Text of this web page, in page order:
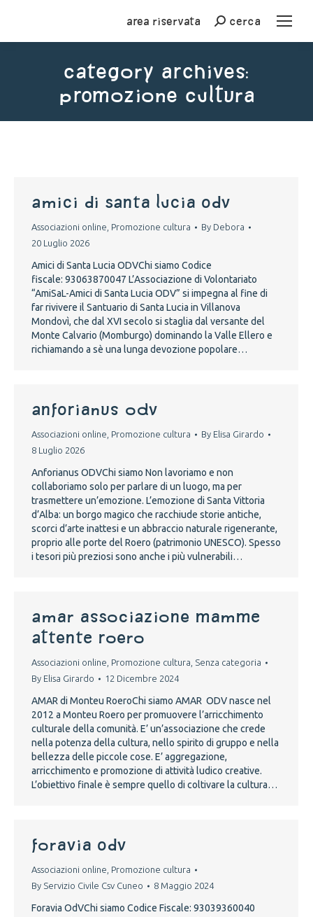
Area riservata Cercacerca
Category Archives:
Promozione cultura
Amici di Santa Lucia ODV
Associazioni online Promozione cultura By Debora
20 Luglio 2026
Amici di Santa Lucia ODVChi siamo Codice
fiscale: 93063870047 L’Associazione di Volontariato
“AmiSaL-Amici di Santa Lucia ODV” si impegna al fine di
far rivivere il Santuario di Santa Lucia in Villanova
Mondovì, che dal XVI secolo si staglia dal versante del
Monte Calvario (Momburgo) dominando la Valle Ellero e
richiamando a sè una lunga devozione popolare…
Anforianus ODV
Associazioni online Promozione cultura By Elisa Girardo
8 Luglio 2026
Anforianus ODVChi siamo Non lavoriamo e non
collaboriamo solo per parlare di un luogo, ma per
trasmettere un’emozione. L’emozione di Santa Vittoria
d’Alba: un borgo magico che racchiude storie antiche,
scorci d’arte inattesi e un abbraccio naturale rigenerante,
proprio alle porte del Roero (patrimonio UNESCO). Spesso
i tesori più preziosi sono anche i più vulnerabili…
AMAR ASSOCIAZIONE MAMME
ATTENTE ROERO
Associazioni online Promozione cultura Senza categoria
By Elisa Girardo 12 Dicembre 2024
AMAR di Monteu RoeroChi siamo AMAR ODV nasce nel
2012 a Monteu Roero per promuovere l’arricchimento
culturale della comunità. E’ un’associazione che crede
nella potenza della cultura, nello spirito di gruppo e nella
bellezza delle piccole cose. E’ aggregazione,
arricchimento e promozione di attività ludico creative.
L’obiettivo finale è sempre quello di coltivare la cultura…
Foravia OdV
Associazioni online Promozione cultura
By Servizio Civile Csv Cuneo 8 Maggio 2024
Foravia OdVChi siamo Codice Fiscale: 93039360040